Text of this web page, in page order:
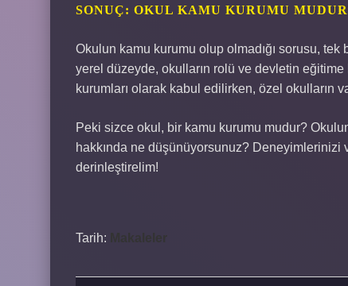
SONUÇ: OKUL KAMU KURUMU
Okulun kamu kurumu olup olmadığı sorusu, tek
yerel düzeyde, okulların rolü ve devletin eğitime
kurumları olarak kabul edilirken, özel okulların
Peki sizce okul, bir kamu kurumu mudur?
hakkında ne düşünüyorsunuz? Deneyimlerinizi
derinleştirelim!
Tarih: Makaleler